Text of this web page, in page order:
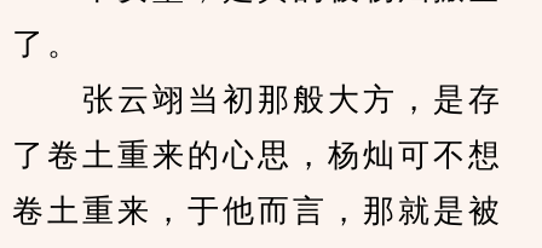
了。
张云翊当初那般大方，是存
了卷土重来的心思，杨灿可不想
卷土重来，于他而言，那就是被